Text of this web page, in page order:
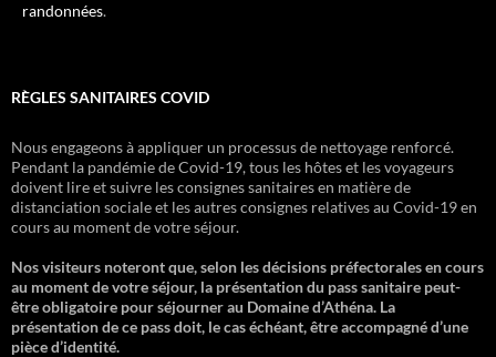
randonnées.
RÈGLES SANITAIRES COVID
Nous engageons à appliquer un processus de nettoyage renforcé.
Pendant la pandémie de Covid-19, tous les hôtes et les voyageurs
doivent lire et suivre les consignes sanitaires en matière de
distanciation sociale et les autres consignes relatives au Covid-19 en
cours au moment de votre séjour.
Nos visiteurs noteront que, selon les décisions préfectorales en cours
au moment de votre séjour, la présentation du pass sanitaire peut-
être obligatoire pour séjourner au Domaine d’Athéna. La
présentation de ce pass doit, le cas échéant, être accompagné d’une
pièce d’identité.